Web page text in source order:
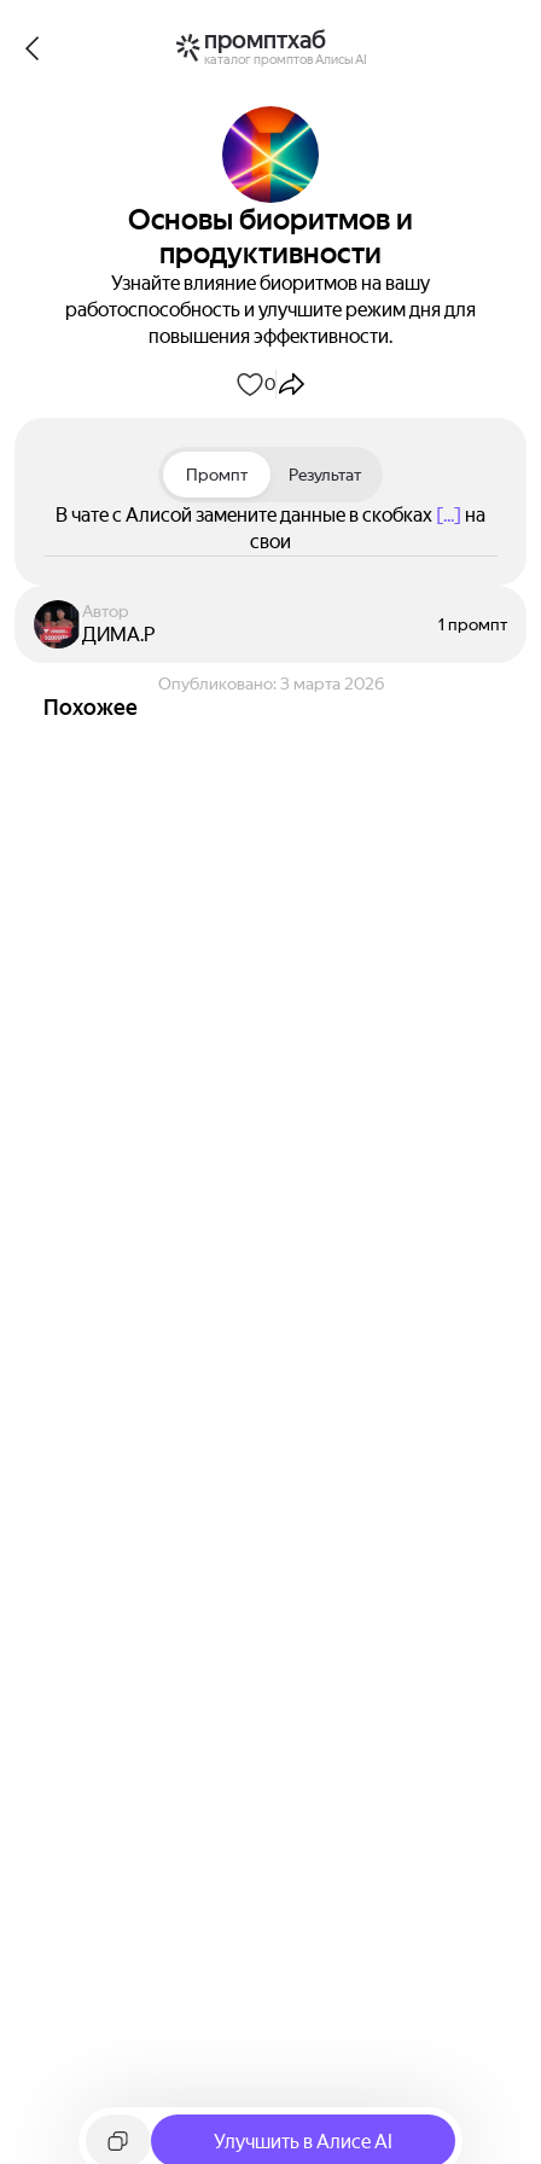
промптхаб
каталог промптов Алисы AI
Основы биоритмов и
продуктивности
Узнайте влияние биоритмов на вашу
работоспособность и улучшите режим дня для
повышения эффективности.
0
Промпт Результат
В чате с Алисой замените данные в скобках [...] на
свои
Автор
ДИМА.Р 1 промпт
Опубликовано: 3 марта 2026
Похожее
Улучшить в Алисе AI